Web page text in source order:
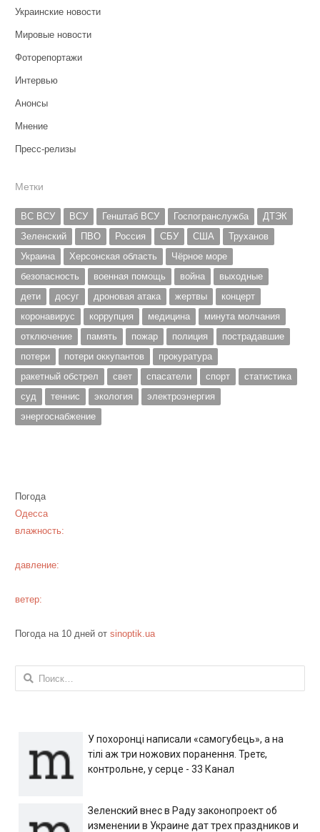
Украинские новости
Мировые новости
Фоторепортажи
Интервью
Анонсы
Мнение
Пресс-релизы
Метки
ВС ВСУ ВСУ Генштаб ВСУ Госпогранслужба
ДТЭК
Зеленский
ПВО Россия СБУ США
Труханов
Украина
Херсонская область
Чёрное море
безопасность
военная помощь война
выходные
дети
досуг дроновая атака жертвы
концерт
коронавирус
коррупция медицина
минута молчания
отключение
память пожар полиция
пострадавшие
потери
потери оккупантов
прокуратура
ракетный обстрел
свет спасатели спорт
статистика
суд
теннис экология
электроэнергия
энергоснабжение
Погода
Одесса
влажность:
давление:
ветер:
Погода на 10 дней от sinoptik.ua
Найти:
У похоронці написали «самогубець», а на
тілі аж три ножових поранення. Третє,
контрольне, у серце - 33 Канал
Зеленский внес в Раду законопроект об
изменении в Украине дат трех праздников и